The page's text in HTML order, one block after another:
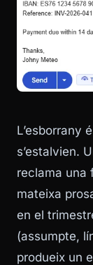
L’esborrany
s’estalvien.
reclama una
mateixa
en el
(assumpte,
produeix un